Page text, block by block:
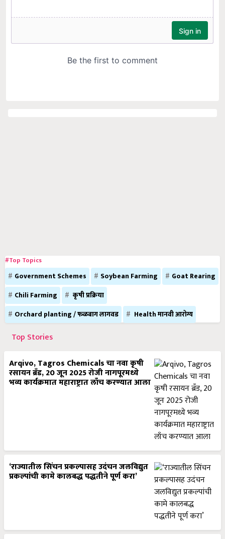
#Top Topics
Government Schemes Soybean Farming
Goat Rearing
Chili Farming
कृषी प्रक्रिया
Orchard planting / फळबाग लागवड
Health मानवी आरोग्य
Top Stories
Arqivo, Tagros Chemicals चा नवा कृषी
रसायन ब्रँड, 20 जून 2025 रोजी नागपूरमध्ये
भव्य कार्यक्रमात महाराष्ट्रात लाँच करण्यात आला
‘राज्यातील सिंचन प्रकल्पासह उदंचन जलविद्युत
प्रकल्पांची कामे कालबद्ध पद्धतीने पूर्ण करा’